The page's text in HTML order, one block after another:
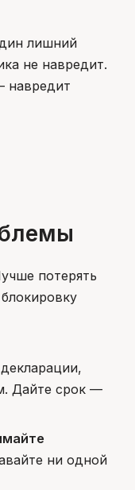
лишний
не навредит.
навредит
потерять
Дайте срок —
ни одной